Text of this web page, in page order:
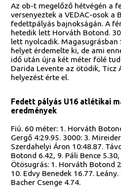
Az ob-t megelőző hétvégén a
versenyeztek a VEDAC-osok a
fedettpályás bajnokságán. A
hetedik lett Horváth Botond.
lett nyolcadik.
helyet érdemelte ki, de ami
idő után újra két méter fölé
Darida Levente az ötödik, Ticz
helyezést érte el.
Fedett pályás U16 atlétikai
eredmények
Fiú. 60 méter: 1. Horváth
Gergő 4:29.95. 3000: 3.
Szerdahelyi Áron 10:48.87.
Botond 6.42, 9. Páli Bence
Ötösugrás: 1. Horváth Botond
10. Edvy Benedek 16.77.
Bacher Csenge 4.74.